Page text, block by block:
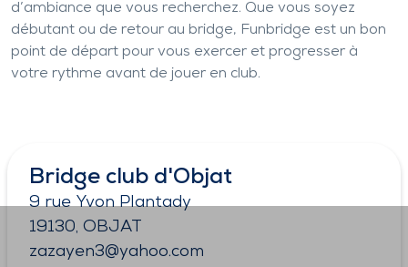
d’ambiance que vous recherchez. Que vous soyez
débutant ou de retour au bridge, Funbridge est un bon
point de départ pour vous exercer et progresser à
votre rythme avant de jouer en club.
Bridge club d'Objat
9 rue Yvon Plantady
19130, OBJAT
zazayen3@yahoo.com